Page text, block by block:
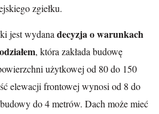
zgiełku.
jest wydana decyzja o warunkach
, która zakłada budowę
użytkowej od 80 do 150
elewacji frontowej wynosi od 8 do
do 4 metrów. Dach może mieć